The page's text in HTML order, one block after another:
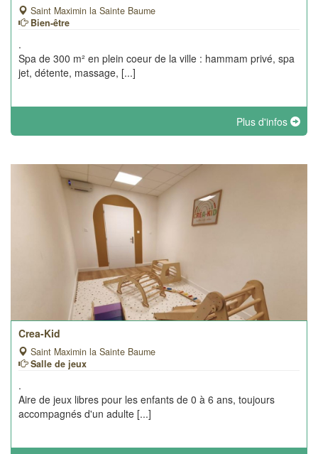
Saint Maximin la Sainte Baume
Bien-être
.
Spa de 300 m² en plein coeur de la ville : hammam privé, spa
jet, détente, massage, [...]
Plus d'infos
Crea-Kid
Saint Maximin la Sainte Baume
Salle de jeux
.
Aire de jeux libres pour les enfants de 0 à 6 ans, toujours
accompagnés d'un adulte [...]